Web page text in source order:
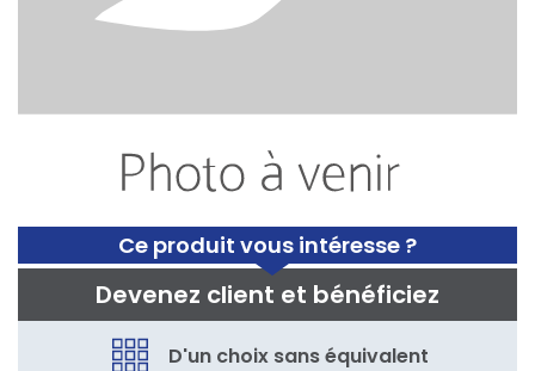
Ce produit vous intéresse ?
Devenez client et bénéficiez
D'un choix sans équivalent